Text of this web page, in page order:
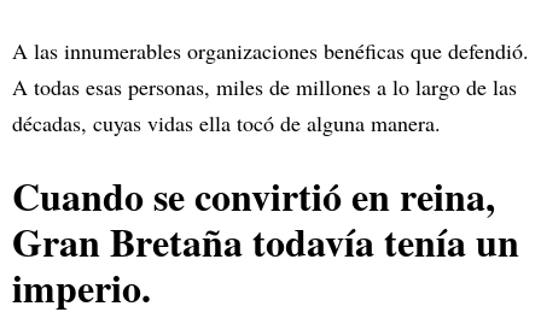
A las innumerables organizaciones benéficas que defendió.
A todas esas personas, miles de millones a lo largo de las
décadas, cuyas vidas ella tocó de alguna manera.
Cuando se convirtió en reina,
Gran Bretaña todavía tenía un
imperio.